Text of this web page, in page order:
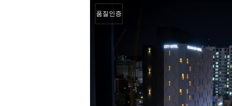
품질인증